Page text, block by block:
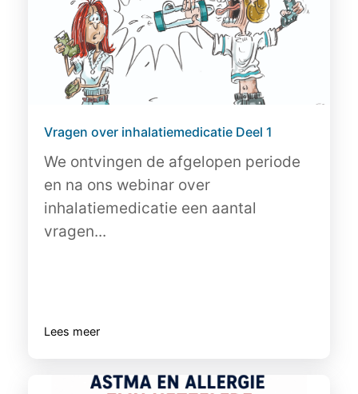
Vragen over inhalatiemedicatie Deel 1
We ontvingen de afgelopen periode
en na ons webinar over
inhalatiemedicatie een aantal
vragen...
Lees meer